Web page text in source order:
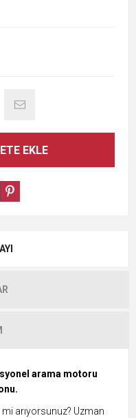
EKLE
arama motoru
arıyorsunuz? Uzman